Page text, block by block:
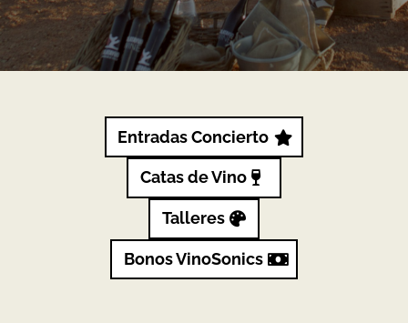
Entradas Concierto
Catas de Vino
Talleres
Bonos VinoSonics